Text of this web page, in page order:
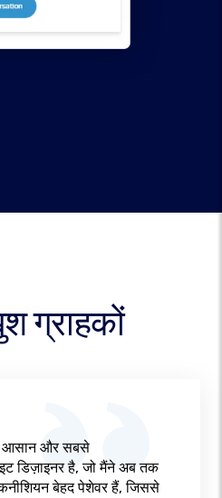
ग्राहकों
आसान और सबसे
डिज़ाइनर है, जो मैंने अब तक
बेहद पेशेवर हैं, जिससे